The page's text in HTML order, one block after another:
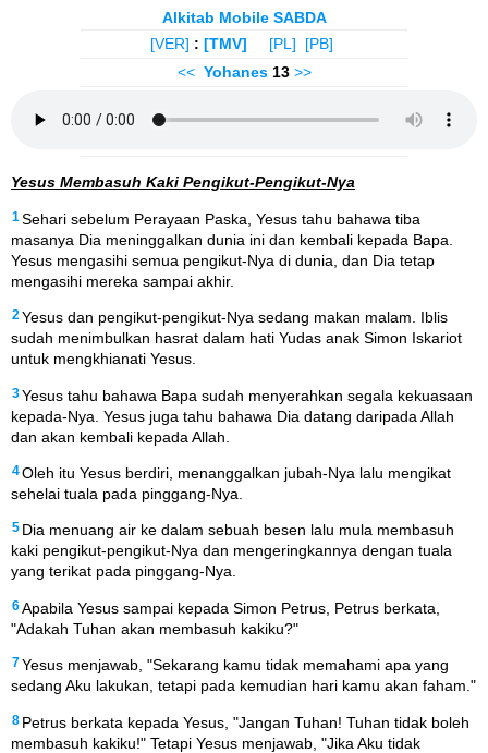
Alkitab Mobile SABDA
[VER] : [TMV] [PL]
[PB]
<< Yohanes13 >>
Yesus Membasuh Kaki Pengikut-Pengikut-Nya
1 Sehari sebelum Perayaan Paska, Yesus tahu bahawa tiba
masanya Dia meninggalkan dunia ini dan kembali kepada Bapa.
Yesus mengasihi semua pengikut-Nya di dunia, dan Dia tetap
mengasihi mereka sampai akhir.
2 Yesus dan pengikut-pengikut-Nya sedang makan malam. Iblis
sudah menimbulkan hasrat dalam hati Yudas anak Simon Iskariot
untuk mengkhianati Yesus.
3Yesus tahu bahawa Bapa sudah menyerahkan segala kekuasaan
kepada-Nya. Yesus juga tahu bahawa Dia datang daripada Allah
dan akan kembali kepada Allah.
4Oleh itu Yesus berdiri, menanggalkan jubah-Nya lalu mengikat
sehelai tuala pada pinggang-Nya.
5 Dia menuang air ke dalam sebuah besen lalu mula membasuh
kaki pengikut-pengikut-Nya dan mengeringkannya dengan tuala
yang terikat pada pinggang-Nya.
6Apabila Yesus sampai kepada Simon Petrus, Petrus berkata,
"Adakah Tuhan akan membasuh kakiku?"
7Yesus menjawab, "Sekarang kamu tidak memahami apa yang
sedang Aku lakukan, tetapi pada kemudian hari kamu akan faham."
8 Petrus berkata kepada Yesus, "Jangan Tuhan! Tuhan tidak boleh
membasuh kakiku!" Tetapi Yesus menjawab, "Jika Aku tidak